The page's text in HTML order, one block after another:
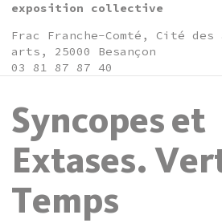
exposition collective
Frac Franche-Comté, Cité
arts, 25000 Besançon
03 81 87 87 40
Syncopes et
Extases.
Temps